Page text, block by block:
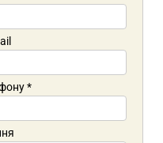
*